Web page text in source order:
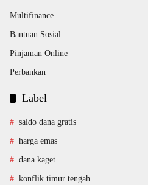
Multifinance
Bantuan Sosial
Pinjaman Online
Perbankan
Label
saldo dana gratis
harga emas
dana kaget
konflik timur tengah